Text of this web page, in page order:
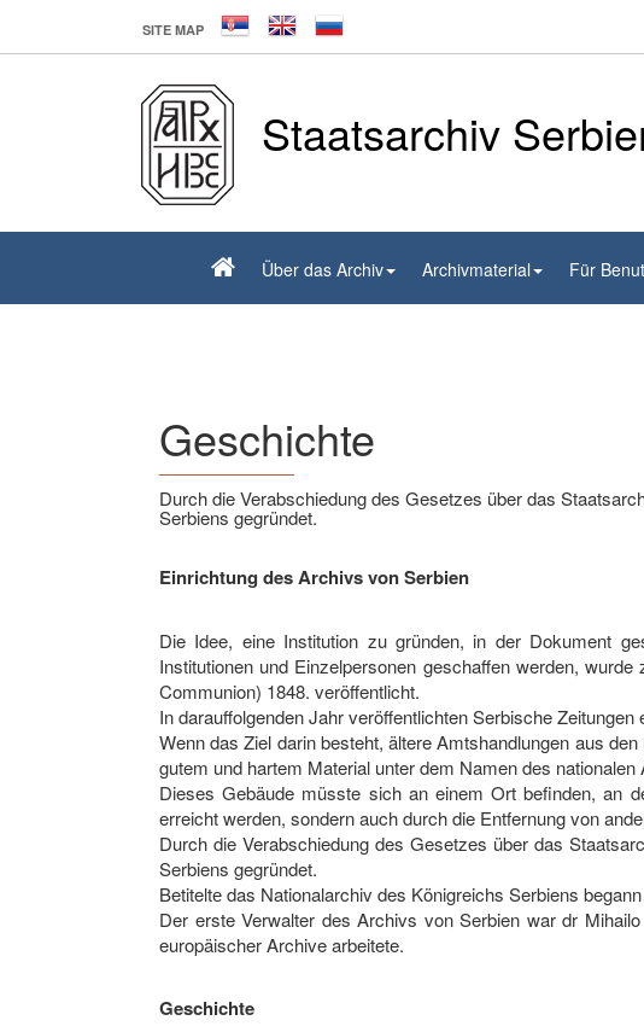
SITE MAP
Staatsarchiv
Über das Archiv Archivmaterial Für
Geschichte
Durch die Verabschiedung des Gesetzes über das
Serbiens gegründet.
Einrichtung des Archivs von Serbien
Die Idee, eine Institution zu gründen, in der Dokument
Institutionen und Einzelpersonen geschaffen werden,
Communion) 1848. veröffentlicht.
In darauffolgenden Jahr veröffentlichten Serbische
Wenn das Ziel darin besteht, ältere Amtshandlungen aus
gutem und hartem Material unter dem Namen des nationalen
Dieses Gebäude müsste sich an einem Ort befinden, an
erreicht werden, sondern auch durch die Entfernung von
Durch die Verabschiedung des Gesetzes über das
Serbiens gegründet.
Betiteltе das Nationalarchiv des Königreichs Serbiens
Der erste Verwalter des Archivs von Serbien war dr
europäischer Archive arbeitete.
Geschichte